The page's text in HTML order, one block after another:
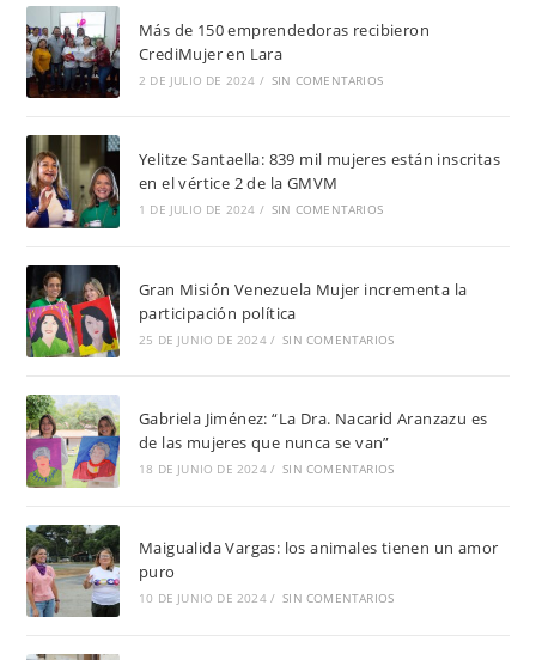
Más de 150 emprendedoras recibieron
CrediMujer en Lara
2 DE JULIO DE 2024 / SIN COMENTARIOS
Yelitze Santaella: 839 mil mujeres están inscritas
en el vértice 2 de la GMVM
1 DE JULIO DE 2024 / SIN COMENTARIOS
Gran Misión Venezuela Mujer incrementa la
participación política
25 DE JUNIO DE 2024 / SIN COMENTARIOS
Gabriela Jiménez: “La Dra. Nacarid Aranzazu es
de las mujeres que nunca se van”
18 DE JUNIO DE 2024 / SIN COMENTARIOS
Maigualida Vargas: los animales tienen un amor
puro
10 DE JUNIO DE 2024 / SIN COMENTARIOS